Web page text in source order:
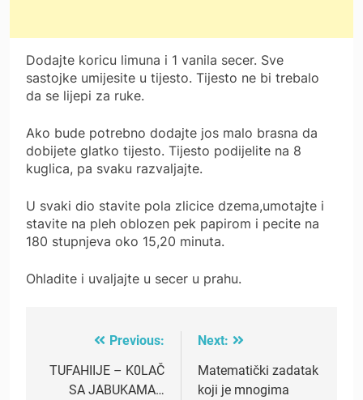
Dodajte koricu limuna i 1 vanila secer. Sve
sastojke umijesite u tijesto. Tijesto ne bi trebalo
da se lijepi za ruke.
Ako bude potrebno dodajte jos malo brasna da
dobijete glatko tijesto. Tijesto podijelite na 8
kuglica, pa svaku razvaljajte.
U svaki dio stavite pola zlicice dzema,umotajte i
stavite na pleh oblozen pek papirom i pecite na
180 stupnjeva oko 15,20 minuta.
Ohladite i uvaljajte u secer u prahu.
navigation
Previous:
TUFAHIIJE – K0LAČ
SA JABUKAMA…
Next:
Matematički zadatak
koji je mnogima